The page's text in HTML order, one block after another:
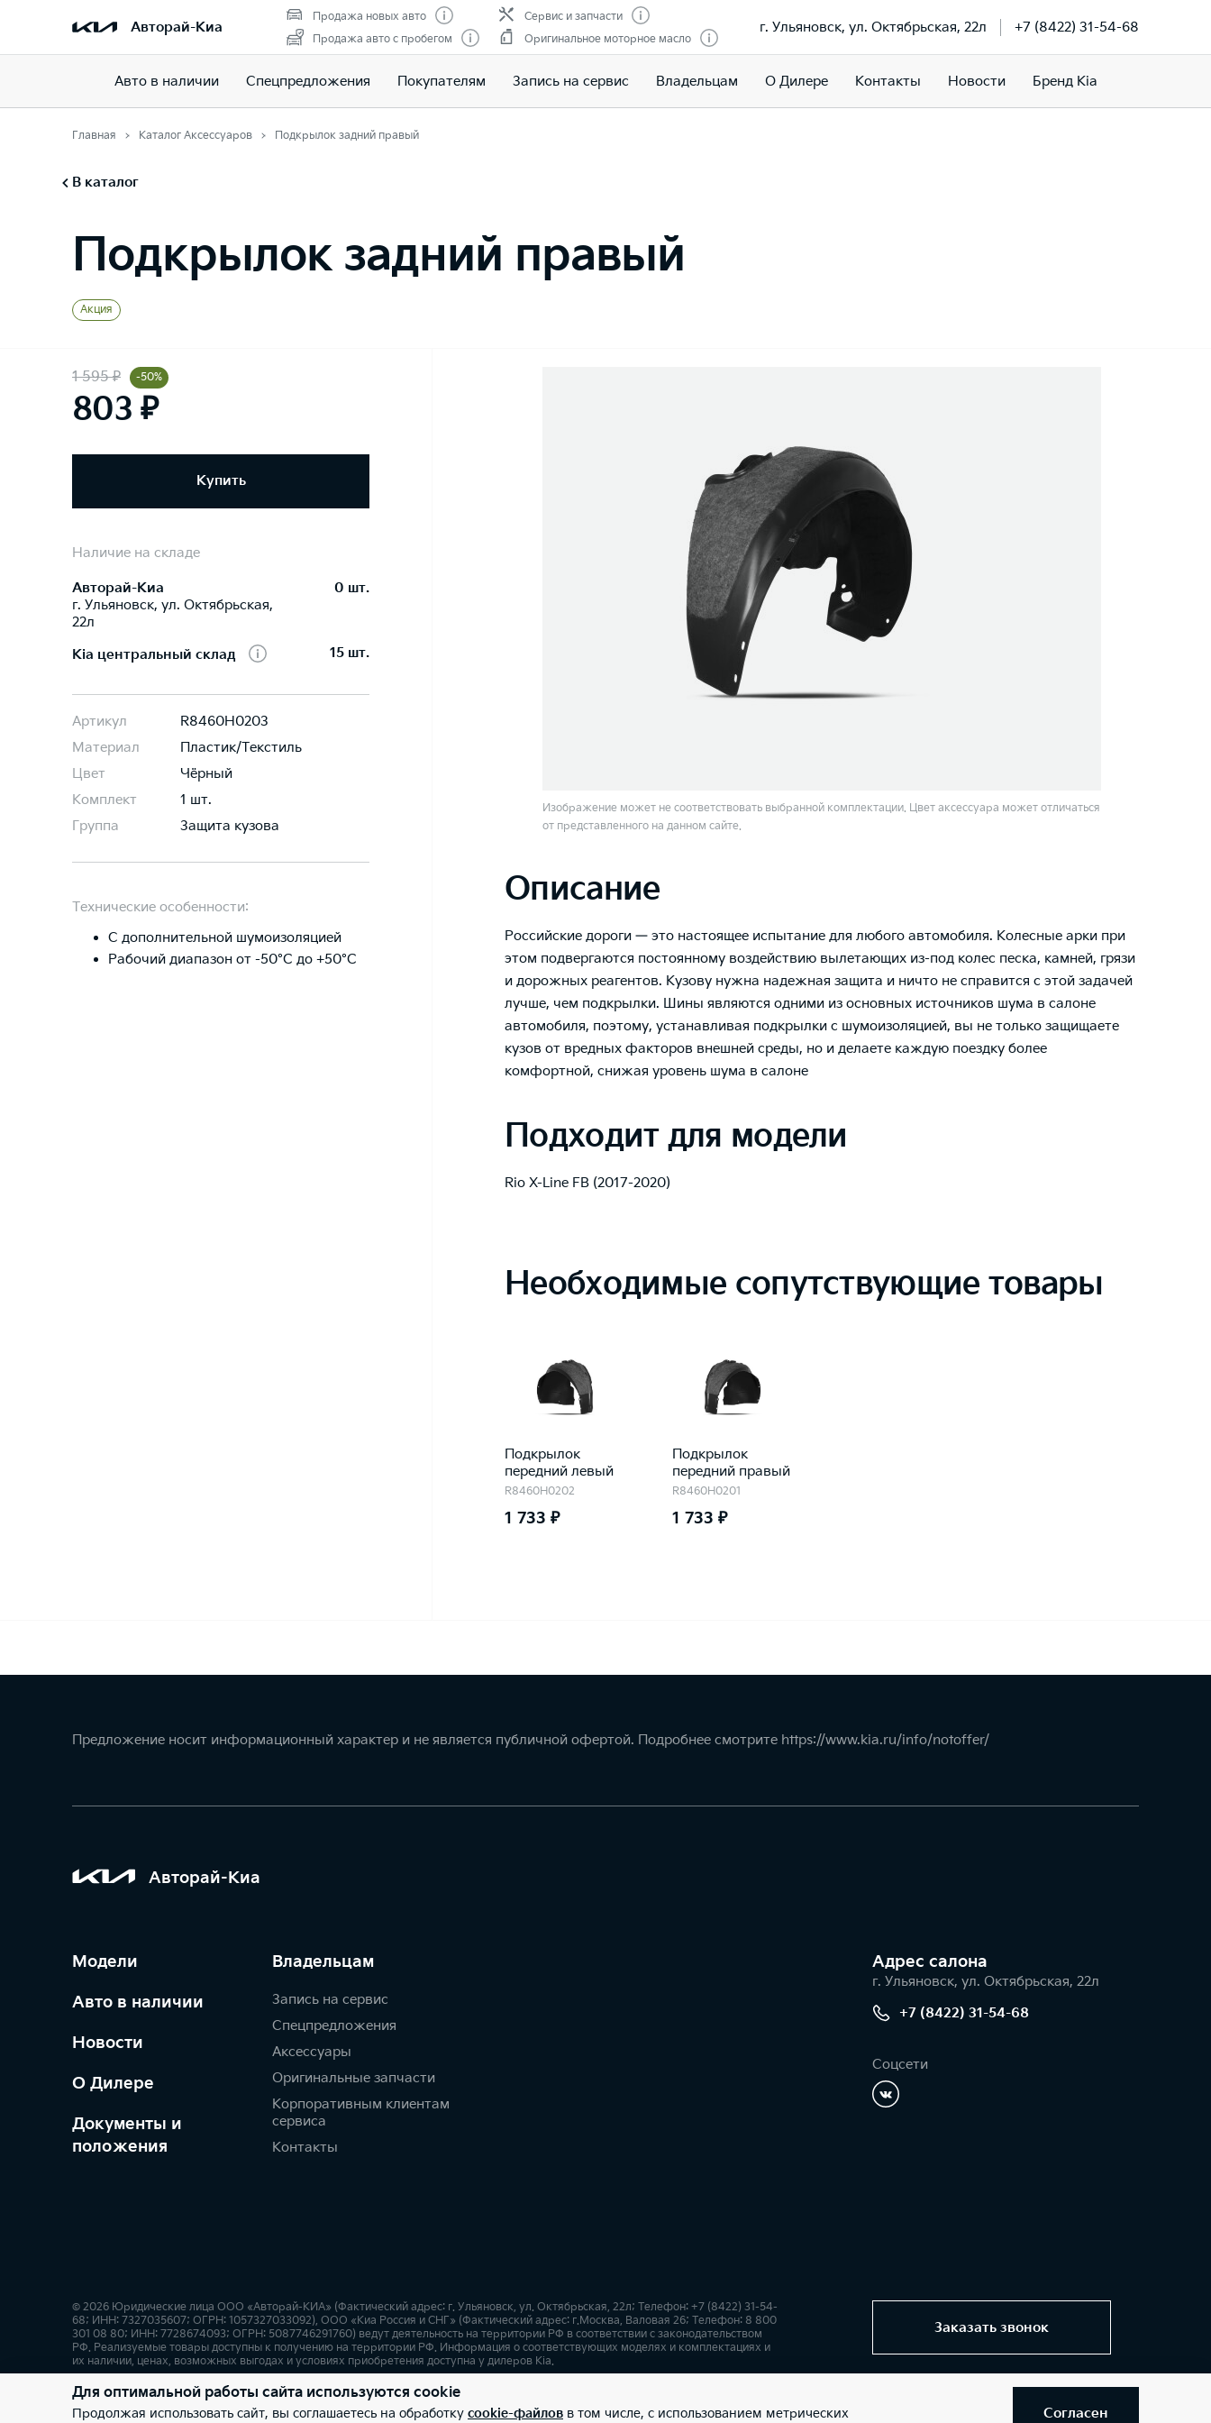
Авторай-Киа
Продажа новых авто
Продажа авто с пробегом
Сервис и запчасти
Оригинальное моторное масло
г. Ульяновск, ул. Октябрьская, 22л +7 (8422) 31-54-68
Авто в наличии Спецпредложения Покупателям Запись на сервис Владельцам О Дилере Контакты Новости Бренд Kia
Главная Каталог Аксессуаров Подкрылок задний правый
В каталог
Подкрылок задний правый
Акция
1 595 ₽ -50%
803 ₽
Купить
Наличие на складе
Авторай-Киа
г. Ульяновск, ул. Октябрьская,
22л
0 шт.
Kia центральный склад 15 шт.
Артикул
R8460H0203
Материал
Пластик/Текстиль
Цвет
Чёрный
Комплект
1 шт.
Группа
Защита кузова
Технические особенности:
С дополнительной шумоизоляцией
Рабочий диапазон от -50°C до +50°C
Изображение может не соответствовать выбранной комплектации. Цвет аксессуара может отличаться
от представленного на данном сайте.
Описание
Российские дороги — это настоящее испытание для любого автомобиля. Колесные арки при
этом подвергаются постоянному воздействию вылетающих из-под колес песка, камней, грязи
и дорожных реагентов. Кузову нужна надежная защита и ничто не справится с этой задачей
лучше, чем подкрылки. Шины являются одними из основных источников шума в салоне
автомобиля, поэтому, устанавливая подкрылки с шумоизоляцией, вы не только защищаете
кузов от вредных факторов внешней среды, но и делаете каждую поездку более
комфортной, снижая уровень шума в салоне
Подходит для модели
Rio X-Line FB (2017-2020)
Необходимые сопутствующие товары
Подкрылок
передний левый
R8460H0202
1 733 ₽
Подкрылок
передний правый
R8460H0201
1 733 ₽
Предложение носит информационный характер и не является публичной офертой. Подробнее смотрите https://www.kia.ru/info/notoffer/
Авторай-Киа
Модели
Авто в наличии
Новости
О Дилере
Документы и
положения
Владельцам
Запись на сервис
Спецпредложения
Аксессуары
Оригинальные запчасти
Корпоративным клиентам
сервиса
Контакты
Адрес салонa
г. Ульяновск, ул. Октябрьская, 22л
+7 (8422) 31-54-68
Соцсети
Заказать звонок
© 2026 Юридические лица ООО «Авторай-КИА» (Фактический адрес: г. Ульяновск, ул. Октябрьская, 22л; Телефон: +7 (8422) 31-54-
68; ИНН: 7327035607; ОГРН: 1057327033092), ООО «Киа Россия и СНГ» (Фактический адрес: г.Москва, Валовая 26; Телефон: 8 800
301 08 80; ИНН: 7728674093; ОГРН: 5087746291760) ведут деятельность на территории РФ в соответствии с законодательством
РФ. Реализуемые товары доступны к получению на территории РФ. Информация о соответствующих моделях и комплектациях и
их наличии, ценах, возможных выгодах и условиях приобретения доступна у дилеров Kia.
Правовая информация Обработка персональных данных Карта сайта
Для оптимальной работы сайта используются cookie
Продолжая использовать сайт, вы соглашаетесь на обработку cookie-файлов в том числе, с использованием метрических Согласен